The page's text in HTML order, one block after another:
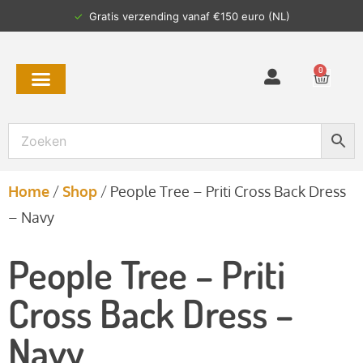
✓ Gratis verzending vanaf €150 euro (NL)
0
Home / Shop / People Tree – Priti Cross Back Dress
– Navy
People Tree – Priti
Cross Back Dress –
Navy